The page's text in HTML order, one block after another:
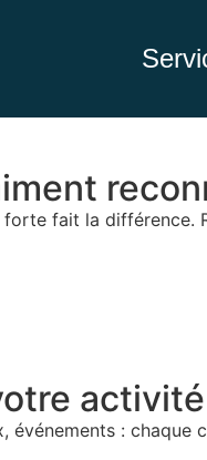
fait la
activité
: chaque